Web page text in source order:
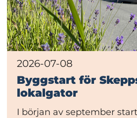
2026-07-08
Byggstart för
lokalgator
I början av september